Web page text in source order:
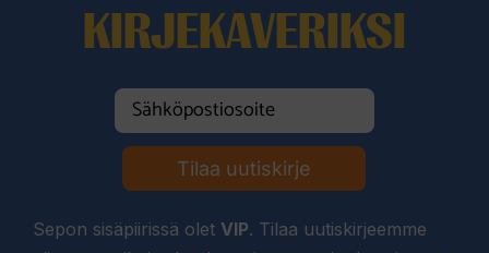
KIRJEKAVERIKSI
Tilaa uutiskirje
Sepon sisäpiirissä olet VIP. Tilaa uutiskirjeemme